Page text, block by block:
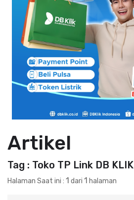
Artikel
Tag : Toko TP Link DB KLIK
Halaman Saat ini : 1 dari 1 halaman